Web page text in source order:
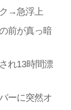
→急浮上
前が真っ暗
れ13時間漂
ーに突然オ